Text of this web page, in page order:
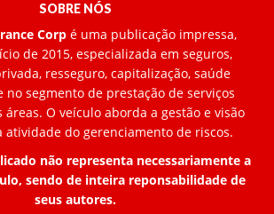
SOBRE NÓS
Corp é uma publicação impressa,
de 2015, especializada em seguros,
resseguro, capitalização, saúde
no segmento de prestação de serviços
áreas. O veículo aborda a gestão e visão
atividade do gerenciamento de riscos.
não representa necessariamente a
sendo de inteira reponsabilidade de
seus autores.